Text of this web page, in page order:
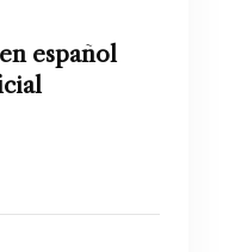
español